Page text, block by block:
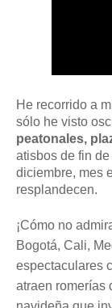
He recorrido a
sólo he visto
peatonales,
atisbos de fin
diciembre, mes
resplandecen.
¡Cómo no
Bogotá, Cali,
espectaculares
atraen romerías